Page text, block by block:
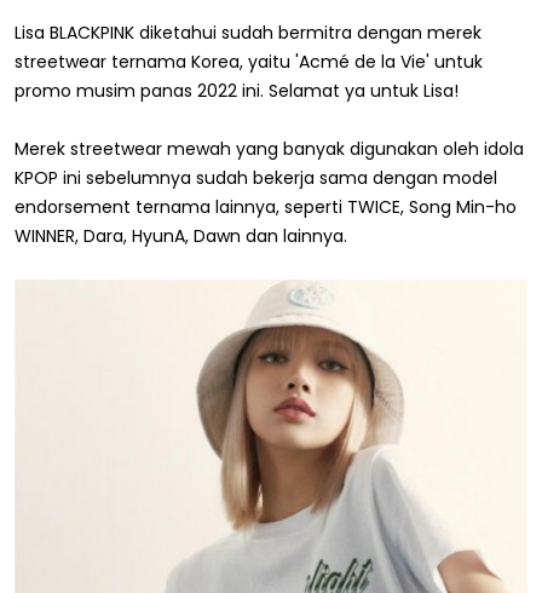
Lisa BLACKPINK diketahui sudah bermitra dengan merek
streetwear ternama Korea, yaitu 'Acmé de la Vie' untuk
promo musim panas 2022 ini. Selamat ya untuk Lisa!
Merek streetwear mewah yang banyak digunakan oleh idola
KPOP ini sebelumnya sudah bekerja sama dengan model
endorsement ternama lainnya, seperti TWICE, Song Min-ho
WINNER, Dara, HyunA, Dawn dan lainnya.